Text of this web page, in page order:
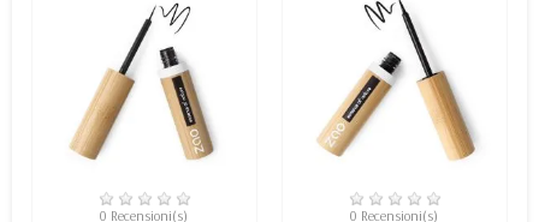
DISPONIBILE
0 Recensioni(s)
NON DISPONIBILE
0 Recensioni(s)